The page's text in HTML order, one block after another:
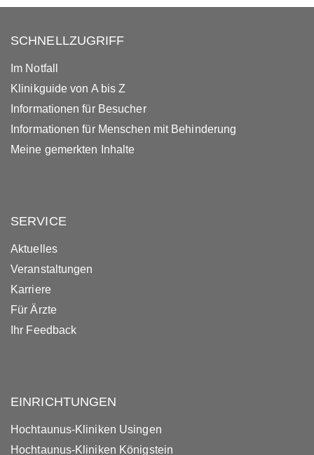
SCHNELLZUGRIFF
Im Notfall
Klinikguide von A bis Z
Informationen für Besucher
Informationen für Menschen mit Behinderung
Meine gemerkten Inhalte
SERVICE
Aktuelles
Veranstaltungen
Karriere
Für Ärzte
Ihr Feedback
EINRICHTUNGEN
Hochtaunus-Kliniken Usingen
Hochtaunus-Kliniken Königstein